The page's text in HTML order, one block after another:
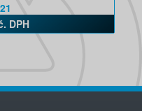
DPH